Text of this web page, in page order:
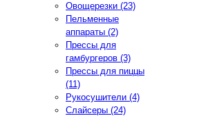
Овощерезки (23)
Пельменные
аппараты (2)
Прессы для
гамбургеров (3)
Прессы для пиццы
(11)
Рукосушители (4)
Слайсеры (24)